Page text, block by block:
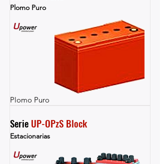
Plomo Puro
Plomo Puro
Serie UP-OPzS Block
Estacionarias